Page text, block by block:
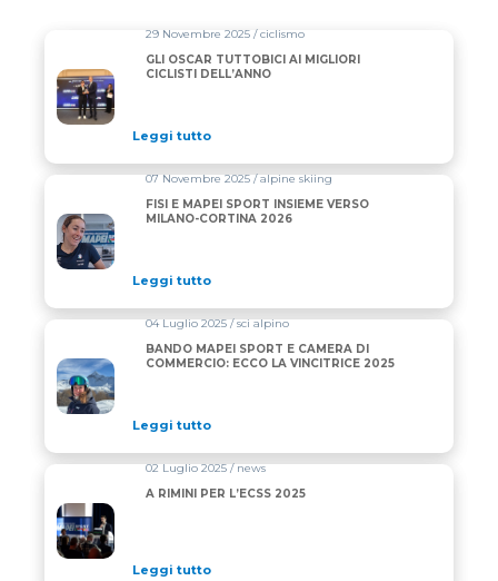
29 Novembre 2025 / ciclismo
GLI OSCAR TUTTOBICI AI MIGLIORI
CICLISTI DELL’ANNO
Leggi tutto
07 Novembre 2025 / alpine skiing
FISI E MAPEI SPORT INSIEME VERSO
MILANO-CORTINA 2026
Leggi tutto
04 Luglio 2025 / sci alpino
BANDO MAPEI SPORT E CAMERA DI
COMMERCIO: ECCO LA VINCITRICE 2025
Leggi tutto
02 Luglio 2025 / news
A RIMINI PER L’ECSS 2025
Leggi tutto